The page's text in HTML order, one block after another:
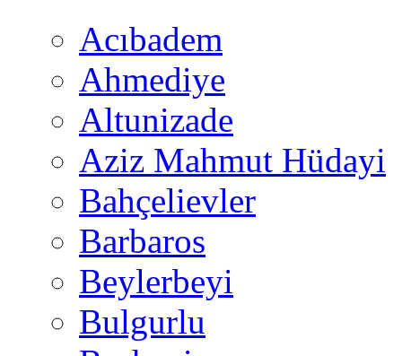
Acıbadem
Ahmediye
Altunizade
Aziz Mahmut Hüdayi
Bahçelievler
Barbaros
Beylerbeyi
Bulgurlu